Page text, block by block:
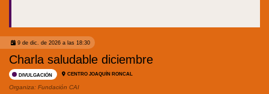
9 de dic. de 2026 a las 18:30
Charla saludable diciembre
DIVULGACIÓN CENTRO JOAQUÍN RONCAL
Organiza: Fundación CAI